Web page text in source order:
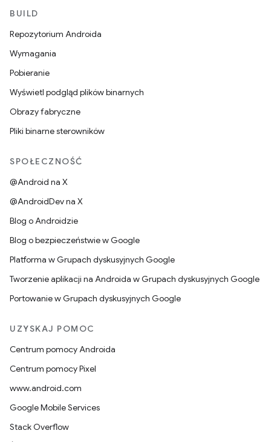
BUILD
Repozytorium Androida
Wymagania
Pobieranie
Wyświetl podgląd plików binarnych
Obrazy fabryczne
Pliki binarne sterowników
SPOŁECZNOŚĆ
@Android na X
@AndroidDev na X
Blog o Androidzie
Blog o bezpieczeństwie w Google
Platforma w Grupach dyskusyjnych Google
Tworzenie aplikacji na Androida w Grupach dyskusyjnych Google
Portowanie w Grupach dyskusyjnych Google
UZYSKAJ POMOC
Centrum pomocy Androida
Centrum pomocy Pixel
www.android.com
Google Mobile Services
Stack Overflow